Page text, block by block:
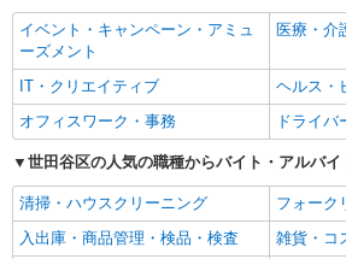
イベント・キャンペーン・アミュ
ーズメント
医療・介
IT・クリエイティブ
ヘルス・
オフィスワーク・事務
ドライバ
世田谷区の人気の職種からバイト・アルバ
清掃・ハウスクリーニング
フォーク
入出庫・商品管理・検品・検査
雑貨・コ